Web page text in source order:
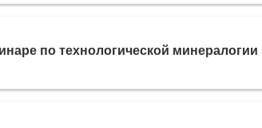
по технологической минералогии